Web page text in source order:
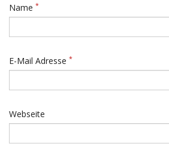
Name *
E-Mail Adresse *
Webseite